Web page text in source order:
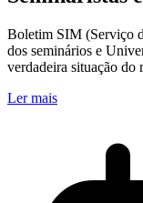
Boletim SIM (Serviço
dos seminários e
verdadeira situação do
Ler mais